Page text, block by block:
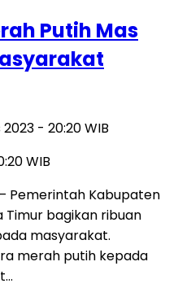
Putih Mas
- 20:20 WIB
WIB
Pemerintah Kabupaten
Timur bagikan ribuan
masyarakat.
merah putih kepada